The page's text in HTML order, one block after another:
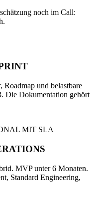
noch im Call:
und belastbare
Die Dokumentation gehört
MIT SLA
MVP unter 6 Monaten.
Standard Engineering,